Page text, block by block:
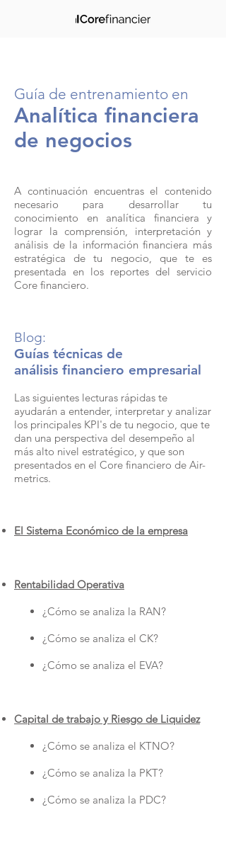
Guía de entrenamiento en
Analítica financiera
de negocios
A continuación encuentras el contenido
necesario para desarrollar tu
conocimiento en analítica financiera y
lograr la comprensión, interpretación y
análisis de la información financiera más
estratégica de tu negocio, que te es
presentada en los reportes del servicio
Core financiero.
Blog:
Guías técnicas de
análisis financiero empresarial
Las siguientes lecturas rápidas te
ayudarán a entender, interpretar y analizar
los principales KPI's de tu negocio, que te
dan una perspectiva del desempeño al
más alto nivel estratégico, y que son
presentados en el Core financiero de Air-
metrics.
El Sistema Económico de la empresa​
Rentabilidad Operativa
¿Cómo se analiza la RAN?
¿Cómo se analiza el CK?
¿Cómo se analiza el EVA?
Capital de trabajo y Riesgo de Liquidez
¿Cómo se analiza el KTNO?
¿Cómo se analiza la PKT?
¿Cómo se analiza la PDC?